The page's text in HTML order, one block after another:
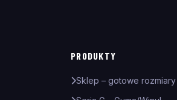
PRODUKTY
Sklep – gotowe rozmiary